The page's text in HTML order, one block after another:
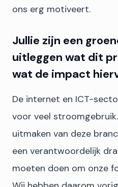
ons erg motiveert.
Jullie zijn een
uitleggen wat dit
wat de impact
De internet en ICT-
voor veel
uitmaken van deze
een verantwoordelijk
moeten doen om onze